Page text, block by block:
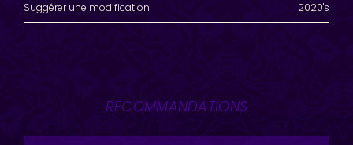
Suggérer une modification 2020's
RECOMMANDATIONS